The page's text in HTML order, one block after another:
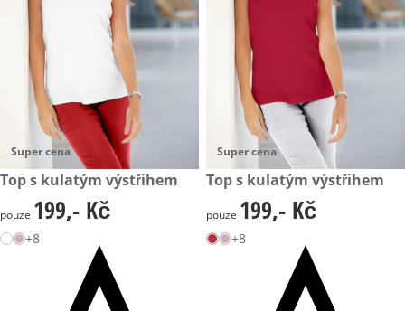
Super cena
199,- Kč
Top s kulatým výstřihem
199,- Kč
pouze 199,- Kč
+8
Super cena
199,- Kč
Top s kulatým výstřihem
199,- Kč
pouze 199,- Kč
+8